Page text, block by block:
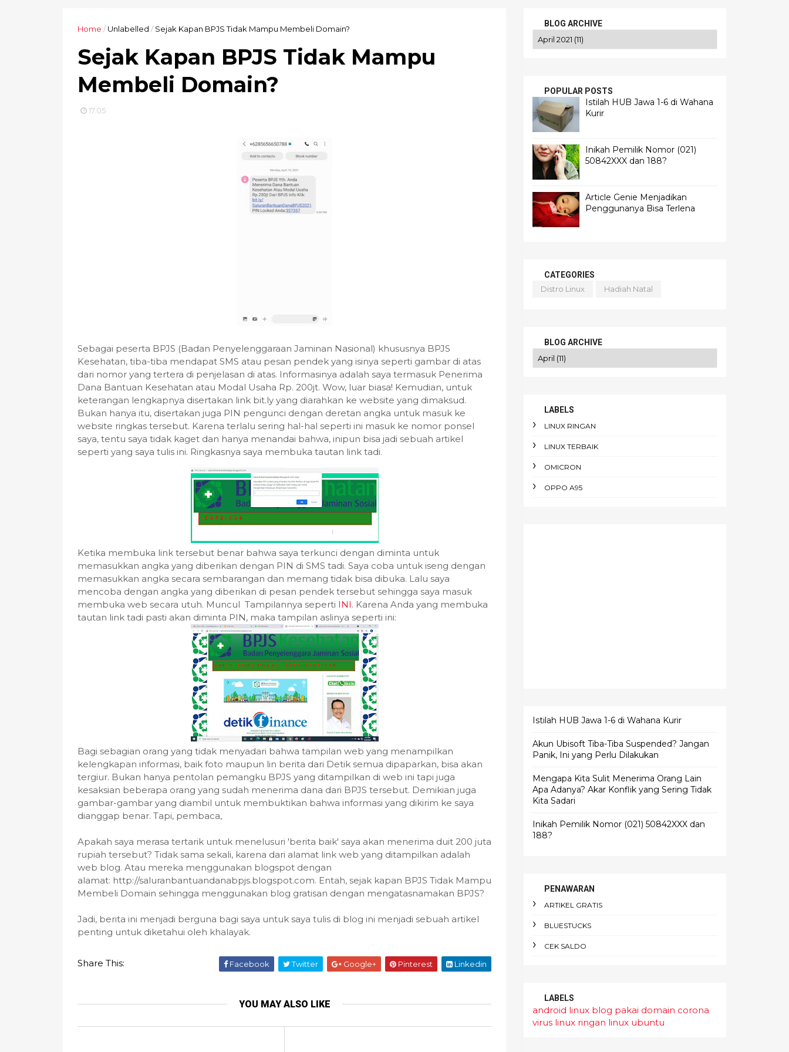
Home /Unlabelled / Sejak Kapan BPJS Tidak Mampu Membeli Domain?
Sejak Kapan BPJS Tidak Mampu
Membeli Domain?
17.05
Sebagai peserta BPJS (Badan Penyelenggaraan Jaminan Nasional) khususnya BPJS
Kesehatan, tiba-tiba mendapat SMS atau pesan pendek yang isinya seperti gambar di atas
dari nomor yang tertera di penjelasan di atas. Informasinya adalah saya termasuk Penerima
Dana Bantuan Kesehatan atau Modal Usaha Rp. 200jt. Wow, luar biasa! Kemudian, untuk
keterangan lengkapnya disertakan link bit.ly yang diarahkan ke website yang dimaksud.
Bukan hanya itu, disertakan juga PIN pengunci dengan deretan angka untuk masuk ke
website ringkas tersebut. Karena terlalu sering hal-hal seperti ini masuk ke nomor ponsel
saya, tentu saya tidak kaget dan hanya menandai bahwa, inipun bisa jadi sebuah artikel
seperti yang saya tulis ini. Ringkasnya saya membuka tautan link tadi.
Ketika membuka link tersebut benar bahwa saya terkunci dengan diminta untuk
memasukkan angka yang diberikan dengan PIN di SMS tadi. Saya coba untuk iseng dengan
memasukkan angka secara sembarangan dan memang tidak bisa dibuka. Lalu saya
mencoba dengan angka yang diberikan di pesan pendek tersebut sehingga saya masuk
membuka web secara utuh. Muncul Tampilannya seperti INI. Karena Anda yang membuka
tautan link tadi pasti akan diminta PIN, maka tampilan aslinya seperti ini:
Bagi sebagian orang yang tidak menyadari bahwa tampilan web yang menampilkan
kelengkapan informasi, baik foto maupun lin berita dari Detik semua dipaparkan, bisa akan
tergiur. Bukan hanya pentolan pemangku BPJS yang ditampilkan di web ini tapi juga
kesaksian beberapa orang yang sudah menerima dana dari BPJS tersebut. Demikian juga
gambar-gambar yang diambil untuk membuktikan bahwa informasi yang dikirim ke saya
dianggap benar. Tapi, pembaca,
Apakah saya merasa tertarik untuk menelusuri 'berita baik' saya akan menerima duit 200 juta
rupiah tersebut? Tidak sama sekali, karena dari alamat link web yang ditampilkan adalah
web blog. Atau mereka menggunakan blogspot dengan
alamat: http://saluranbantuandanabpjs.blogspot.com. Entah, sejak kapan BPJS Tidak Mampu
Membeli Domain sehingga menggunakan blog gratisan dengan mengatasnamakan BPJS?
Jadi, berita ini menjadi berguna bagi saya untuk saya tulis di blog ini menjadi sebuah artikel
penting untuk diketahui oleh khalayak.
Share This: Facebook Twitter Google+ Pinterest Linkedin
YOU MAY ALSO LIKE
BLOG ARCHIVE
POPULAR POSTS
Istilah HUB Jawa 1-6 di Wahana
Kurir
Inikah Pemilik Nomor (021)
50842XXX dan 188?
Article Genie Menjadikan
Penggunanya Bisa Terlena
CATEGORIES
Distro Linux
Hadiah Natal
BLOG ARCHIVE
LABELS
LINUX RINGAN
LINUX TERBAIK
OMICRON
OPPO A95
Istilah HUB Jawa 1-6 di Wahana Kurir
Akun Ubisoft Tiba-Tiba Suspended? Jangan
Panik, Ini yang Perlu Dilakukan
Mengapa Kita Sulit Menerima Orang Lain
Apa Adanya? Akar Konflik yang Sering Tidak
Kita Sadari
Inikah Pemilik Nomor (021) 50842XXX dan
188?
PENAWARAN
ARTIKEL GRATIS
BLUESTUCKS
CEK SALDO
LABELS
android linux blog pakai domain corona
virus linux ringan linux ubuntu